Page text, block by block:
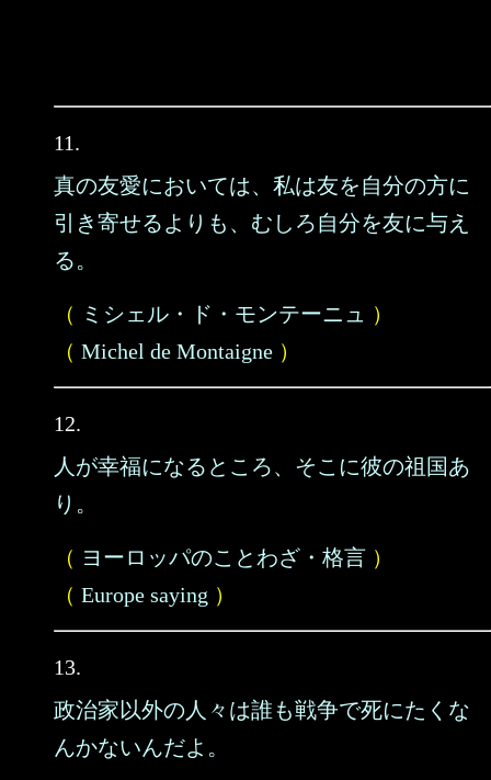
11.
真の友愛においては、私は友を自分の方に
引き寄せるよりも、むしろ自分を友に与え
る。
（ ミシェル・ド・モンテーニュ
）
（ Michel de Montaigne ）
12.
人が幸福になるところ、そこに彼の祖国あ
り。
（ ヨーロッパのことわざ・格言 ）
（ Europe saying ）
13.
政治家以外の人々は誰も戦争で死にたくな
んかないんだよ。